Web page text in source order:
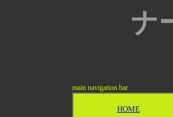
ナ
main navigation bar
HOME